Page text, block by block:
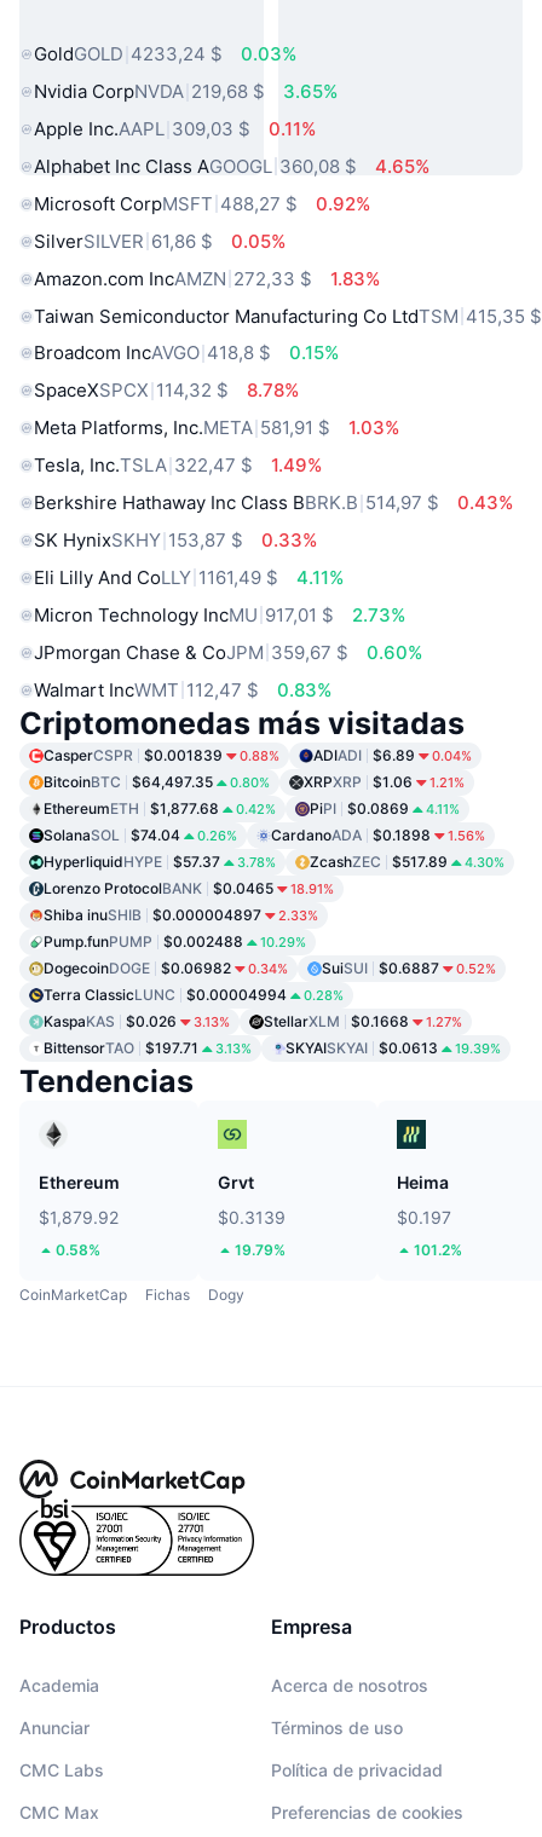
GoldGOLD 4233,24 $
0.03%
Nvidia CorpNVDA 219,68 $
3.65%
Apple Inc.AAPL 309,03 $
0.11%
Alphabet Inc Class AGOOGL 360,08 $
4.65%
Microsoft CorpMSFT 488,27 $
0.92%
SilverSILVER 61,86 $
0.05%
Amazon.com IncAMZN 272,33 $
1.83%
Taiwan Semiconductor Manufacturing Co LtdTSM 415,35 $
Broadcom IncAVGO 418,8 $
0.15%
SpaceXSPCX 114,32 $
8.78%
Meta Platforms, Inc.META 581,91 $
1.03%
Tesla, Inc.TSLA 322,47 $
1.49%
Berkshire Hathaway Inc Class BBRK.B 514,97 $
0.43%
SK HynixSKHY 153,87 $
0.33%
Eli Lilly And CoLLY 1161,49 $
4.11%
Micron Technology IncMU 917,01 $
2.73%
JPmorgan Chase & CoJPM 359,67 $
0.60%
Walmart IncWMT 112,47 $ 0.83%
Criptomonedas más visitadas
CasperCSPR $0.001839 0.88% ADIADI $6.89 0.04%
BitcoinBTC $64,497.35 0.80% XRPXRP $1.06 1.21%
EthereumETH $1,877.68 0.42% PiPI $0.0869 4.11%
SolanaSOL $74.04 0.26% CardanoADA $0.1898 1.56%
HyperliquidHYPE $57.37 3.78% ZcashZEC $517.89 4.30%
Lorenzo ProtocolBANK $0.0465 18.91%
Shiba inuSHIB $0.000004897 2.33%
Pump.funPUMP $0.002488 10.29%
DogecoinDOGE $0.06982 0.34% SuiSUI $0.6887 0.52%
Terra ClassicLUNC $0.00004994 0.28%
KaspaKAS $0.026 3.13% StellarXLM $0.1668 1.27%
BittensorTAO $197.71 3.13% SKYAISKYAI $0.0613 19.39%
Tendencias
Ethereum
$1,879.92
0.58%
Grvt
$0.3139
19.79%
Heima
$0.197
101.2%
CoinMarketCap Fichas Dogy
Productos
Academia
Anunciar
CMC Labs
CMC Max
Empresa
Acerca de nosotros
Términos de uso
Política de privacidad
Preferencias de cookies